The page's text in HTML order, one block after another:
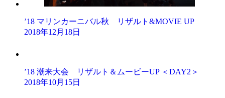
’18 マリンカーニバル秋 リザルト&MOVIE UP
2018年12月18日
’18 潮来大会 リザルト＆ムービーUP ＜DAY2＞
2018年10月15日